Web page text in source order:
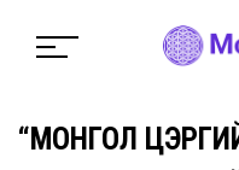
“МОНГОЛ